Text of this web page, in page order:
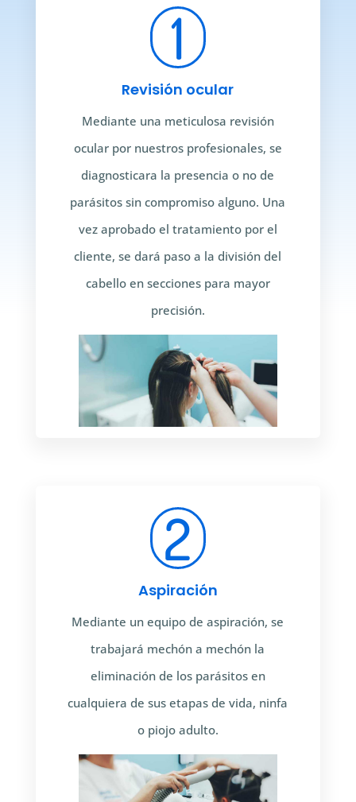
1
Revisión ocular
Mediante una meticulosa revisión
ocular por nuestros profesionales, se
diagnosticara la presencia o no de
parásitos sin compromiso alguno. Una
vez aprobado el tratamiento por el
cliente, se dará paso a la división del
cabello en secciones para mayor
precisión.
2
Aspiración
Mediante un equipo de aspiración, se
trabajará mechón a mechón la
eliminación de los parásitos en
cualquiera de sus etapas de vida, ninfa
o piojo adulto.